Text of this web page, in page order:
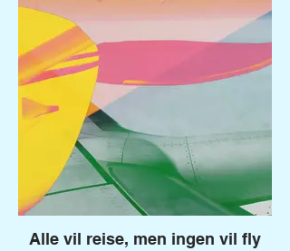
Alle vil reise, men ingen vil fly